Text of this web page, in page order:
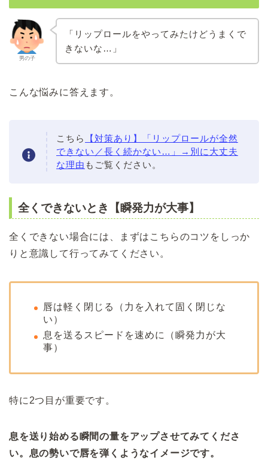
男の子
「リップロールをやってみたけどうまくで
きないな…」
こんな悩みに答えます。
こちら
【対策あり】「リップロールが全然
できない／長く続かない…」→別に大丈夫
な理由 もご覧ください。
全くできないとき【瞬発力が大事】
全くできない場合には、まずはこちらのコツをしっか
りと意識して行ってみてください。
唇は軽く閉じる（力を入れて固く閉じな
い）
息を送るスピードを速めに（瞬発力が大
事）
特に2つ目が重要です。
息を送り始める瞬間の量をアップさせてみてくださ
い。息の勢いで唇を弾くようなイメージです。